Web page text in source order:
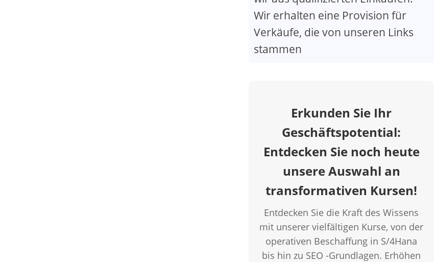
Wir erhalten eine Provision für
Verkäufe, die von unseren Links
stammen
Erkunden Sie Ihr
Geschäftspotential:
Entdecken Sie noch heute
unsere Auswahl an
transformativen Kursen!
Entdecken Sie die Kraft des Wissens
mit unserer vielfältigen Kurse, von der
operativen Beschaffung in S/4Hana
bis hin zu SEO -Grundlagen. Erhöhen